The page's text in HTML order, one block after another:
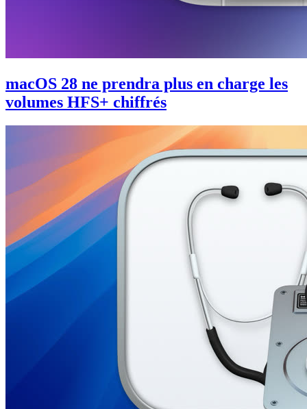
macOS 28 ne prendra plus en charge les
volumes HFS+ chiffrés